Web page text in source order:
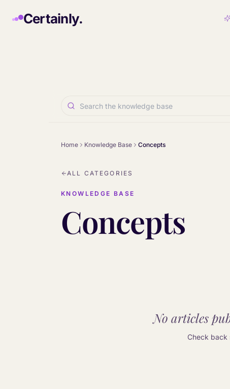
Certainly.
Home Knowledge Base Concepts
ALL CATEGORIES
KNOWLEDGE BASE
Concepts
No articles
Check back